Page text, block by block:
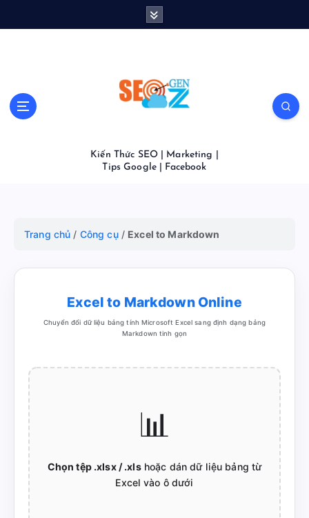
Kiến Thức SEO | Marketing |
Tips Google | Facebook
Trang chủ / Công cụ/ Excel to Markdown
Excel to Markdown Online
Chuyển đổi dữ liệu bảng tính Microsoft Excel sang định dạng bảng
Markdown tinh gọn
📊
Chọn tệp .xlsx / .xlshoặc dán dữ liệu bảng từ
Excel vào ô dưới